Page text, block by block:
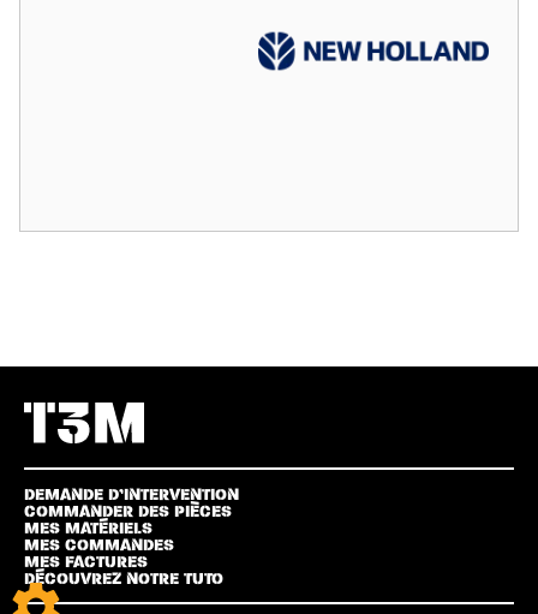
DEMANDE D’INTERVENTION
COMMANDER DES PIÈCES
MES MATÉRIELS
MES COMMANDES
MES FACTURES
DÉCOUVREZ NOTRE TUTO